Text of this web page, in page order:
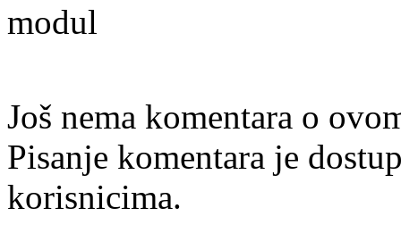
modul
Još nema komentara o
Pisanje komentara je
korisnicima.